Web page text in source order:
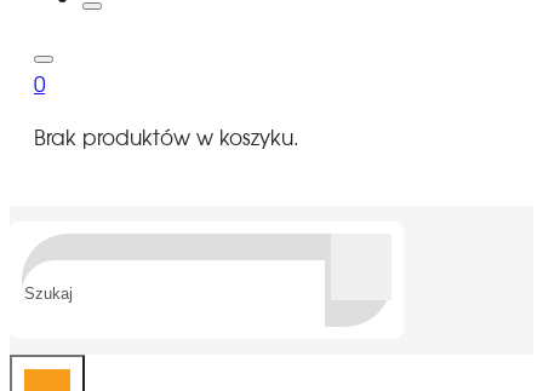
0
Brak produktów w koszyku.
Szukaj